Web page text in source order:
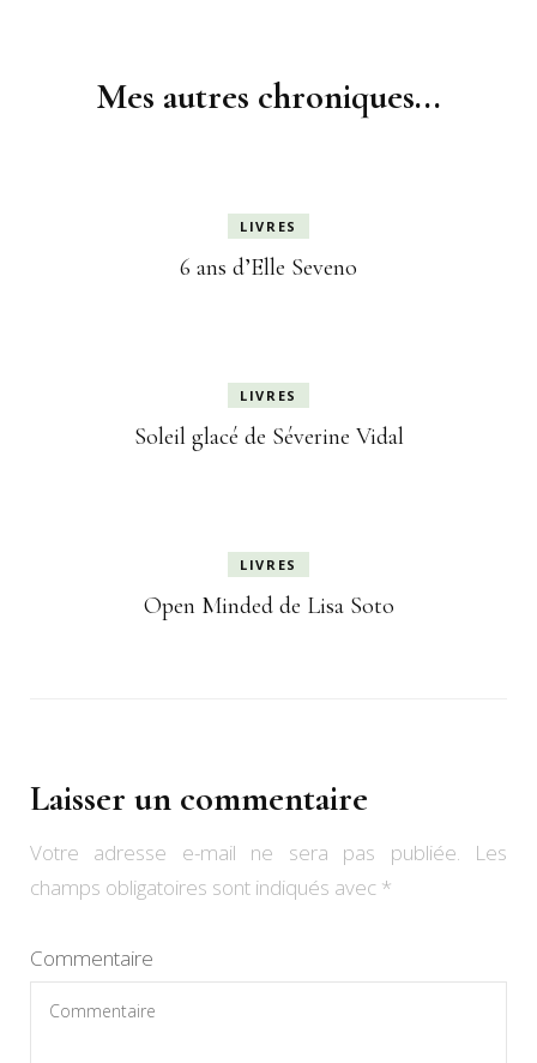
Mes autres chroniques...
LIVRES
6 ans d’Elle Seveno
LIVRES
Soleil glacé de Séverine Vidal
LIVRES
Open Minded de Lisa Soto
Laisser un commentaire
Votre adresse e-mail ne sera pas publiée.
Les
champs obligatoires sont indiqués avec *
Commentaire